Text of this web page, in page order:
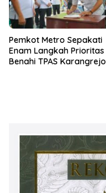
Pemkot Metro Sepakati
Enam Langkah Prioritas
Benahi TPAS Karangrejo